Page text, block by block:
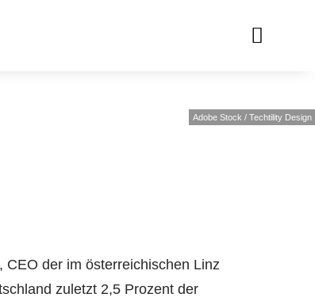
Adobe Stock / Techtility Design
CEO der im österreichischen Linz
zuletzt 2,5 Prozent der